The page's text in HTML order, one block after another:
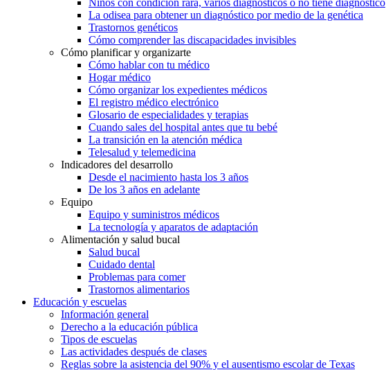
La odisea para obtener un diagnóstico por medio de la genética
Trastornos genéticos
Cómo comprender las discapacidades invisibles
Cómo planificar y organizarte
Cómo hablar con tu médico
Hogar médico
Cómo organizar los expedientes médicos
El registro médico electrónico
Glosario de especialidades y terapias
Cuando sales del hospital antes que tu bebé
La transición en la atención médica
Telesalud y telemedicina
Indicadores del desarrollo
Desde el nacimiento hasta los 3 años
De los 3 años en adelante
Equipo
Equipo y suministros médicos
La tecnología y aparatos de adaptación
Alimentación y salud bucal
Salud bucal
Cuidado dental
Problemas para comer
Trastornos alimentarios
Educación y escuelas
Información general
Derecho a la educación pública
Tipos de escuelas
Las actividades después de clases
Reglas sobre la asistencia del 90% y el ausentismo escolar de Texas